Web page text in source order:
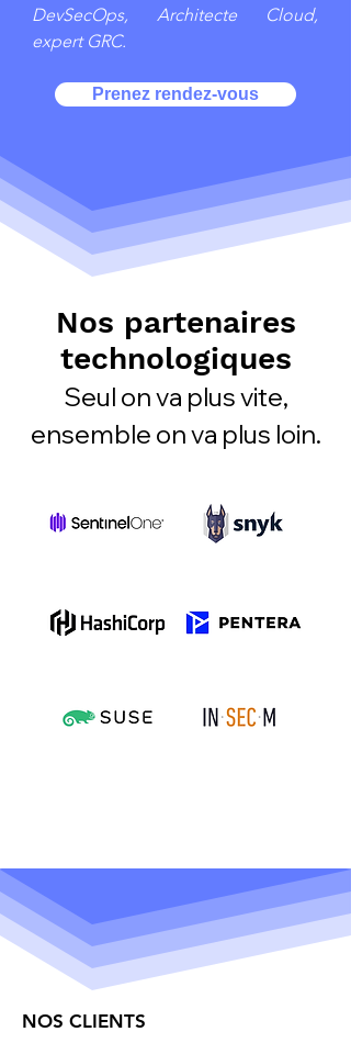
DevSecOps, Architecte Cloud,
expert GRC.
Prenez rendez-vous
Nos partenaires
technologiques
Seul on va plus vite,
ensemble on va plus loin.
NOS CLIENTS